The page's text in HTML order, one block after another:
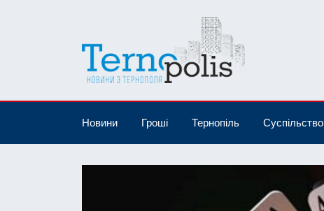
Новини Гроші Тернопіль Суспільство